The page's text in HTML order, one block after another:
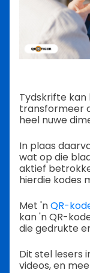
Tydskrifte
transformeer
heel nuwe
In plaas
wat op die
aktief
hierdie kodes
Met 'nQR-
kan 'n QR-
die gedrukte
Dit stel lesers
videos, en